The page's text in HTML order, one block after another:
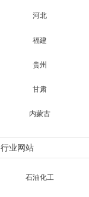
河北
福建
贵州
甘肃
内蒙古
行业网站
石油化工